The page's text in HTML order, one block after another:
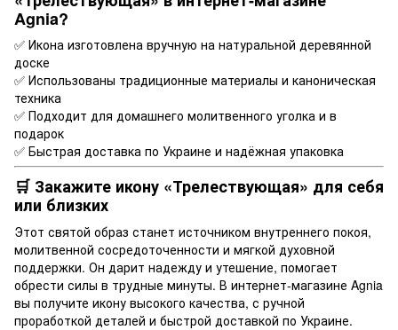
Agnia?
✅ Икона изготовлена вручную на натуральной деревянной
доске
✅ Использованы традиционные материалы и каноническая
техника
✅ Подходит для домашнего молитвенного уголка и в
подарок
✅ Быстрая доставка по Украине и надёжная упаковка
🛒 Закажите икону «Трелествующая» для себя
или близких
Этот святой образ станет источником внутреннего покоя,
молитвенной сосредоточенности и мягкой духовной
поддержки. Он дарит надежду и утешение, помогает
обрести силы в трудные минуты. В интернет-магазине Agnia
вы получите икону высокого качества, с ручной
проработкой деталей и быстрой доставкой по Украине.